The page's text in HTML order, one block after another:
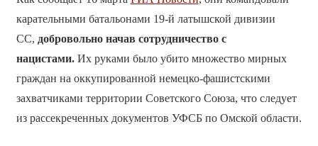
карательными батальонами 19-й латышской дивизии
СС, добровольно начав сотрудничество с
нацистами.Их руками было убито множество мирных
граждан на оккупированной немецко-фашистскими
захватчиками территории Советского Союза, что следует
из рассекреченных документов УФСБ по Омской области.